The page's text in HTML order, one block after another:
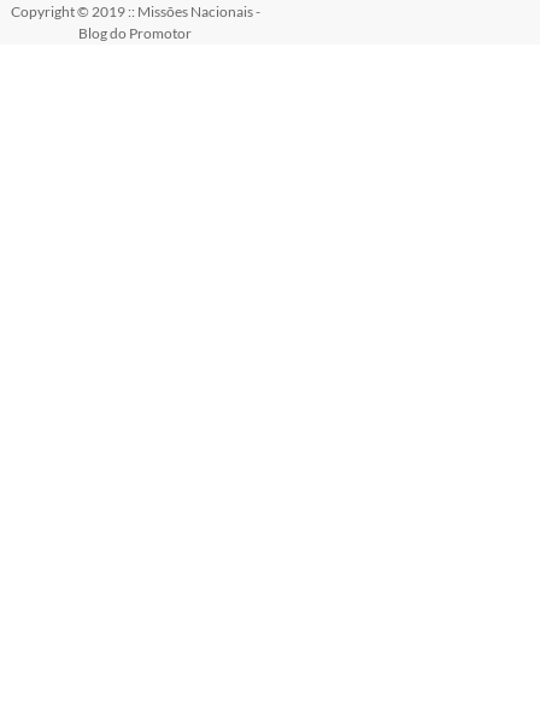
Copyright © 2019 :: Missões Nacionais -
Blog do Promotor